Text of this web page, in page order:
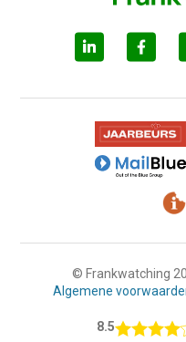
© Frankwatching
Algemene
8.5